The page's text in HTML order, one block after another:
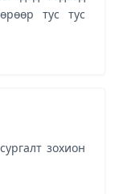
тус тус
зохион